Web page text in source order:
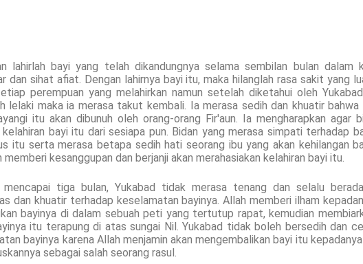
lahirlah bayi yang telah dikandungnya selama sembilan bulan dalam
dan sihat afiat. Dengan lahirnya bayi itu, maka hilanglah rasa sakit yang
perempuan yang melahirkan namun setelah diketahui oleh
lelaki maka ia merasa takut kembali. Ia merasa sedih dan khuatir bahwa
itu akan dibunuh oleh orang-orang Fir'aun. Ia mengharapkan agar
kelahiran bayi itu dari sesiapa pun. Bidan yang merasa simpati terhadap
itu serta merasa betapa sedih hati seorang ibu yang akan kehilangan
memberi kesanggupan dan berjanji akan merahasiakan kelahiran bayi itu.
tiga bulan, Yukabad tidak merasa tenang dan selalu
dan khuatir terhadap keselamatan bayinya. Allah memberi ilham
bayinya di dalam sebuah peti yang tertutup rapat, kemudian
itu terapung di atas sungai Nil. Yukabad tidak boleh bersedih dan
bayinya karena Allah menjamin akan mengembalikan bayi itu
sebagai salah seorang rasul.